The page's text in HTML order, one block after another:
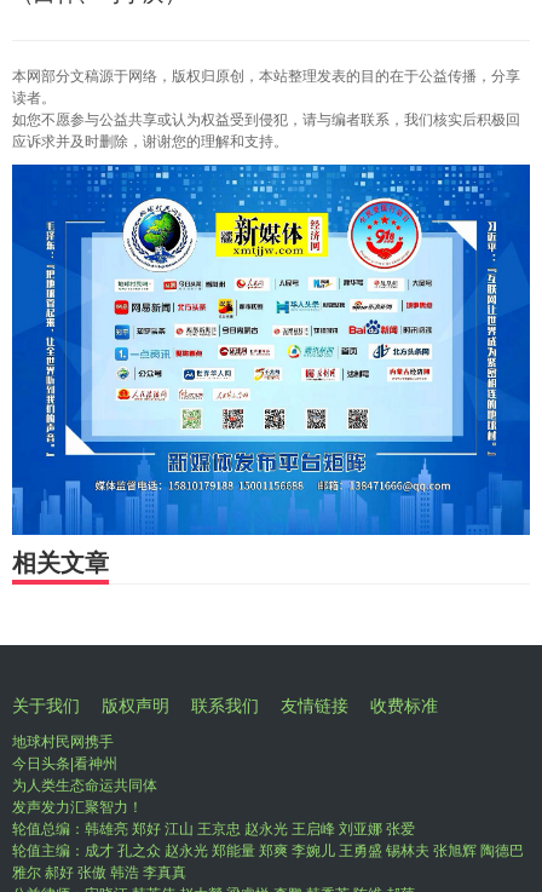
本网部分文稿源于网络，版权归原创，本站整理发表的目的在于公益传播，分享
读者。
如您不愿参与公益共享或认为权益受到侵犯，请与编者联系，我们核实后积极回
应诉求并及时删除，谢谢您的理解和支持。
相关文章
关于我们 版权声明 联系我们 友情链接 收费标准
地球村民网携手
今日头条|看神州
为人类生态命运共同体
发声发力汇聚智力！
轮值总编：韩雄亮 郑好 江山 王京忠 赵永光 王启峰 刘亚娜 张爱
轮值主编：成才 孔之众 赵永光 郑能量 郑爽 李婉儿 王勇盛 锡林夫 张旭辉 陶德巴
雅尔 郝好 张傲 韩浩 李真真